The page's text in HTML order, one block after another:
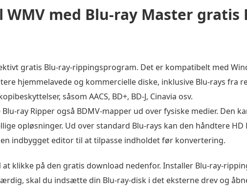
med Blu-ray Master gratis
gratis Blu-ray-rippingsprogram. Det er kompatibelt med
hjemmelavede og kommercielle diske, inklusive Blu-rays fra
såsom AACS, BD+, BD-J, Cinavia osv.
ray Ripper også BDMV-mapper ud over fysiske medier. Den
opløsninger. Ud over standard Blu-rays kan den håndtere HD
indbygget editor til at tilpasse indholdet før konvertering.
at klikke på den gratis download nedenfor. Installer Blu-ray-
skal du indsætte din Blu-ray-disk i det eksterne drev og